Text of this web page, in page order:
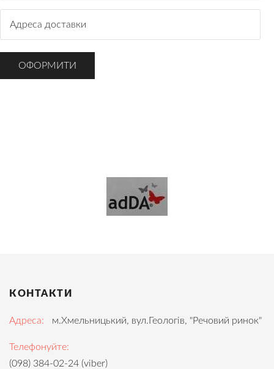
КОНТАКТИ
Адреса: м.Хмельницький, вул.Геологів, "Речовий ринок"
Телефонуйте:
(098) 384-02-24 (viber)